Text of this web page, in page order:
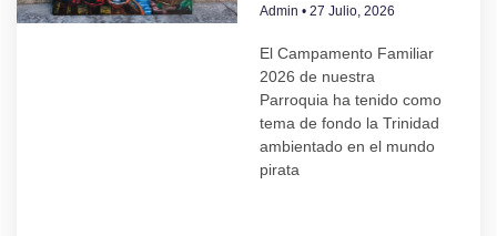
Admin 27 Julio, 2026
El Campamento Familiar
2026 de nuestra
Parroquia ha tenido como
tema de fondo la Trinidad
ambientado en el mundo
pirata